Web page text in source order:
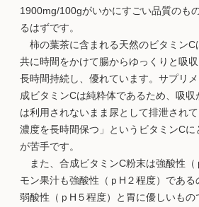
1900mg/100gがいかにすごい品質のも
るはずです。
柿の葉茶に含まれる天然のビタミンC
共に時間をかけて腸からゆっくりと吸
長時間持続し、優れています。サプリ
成ビタミンCは純粋体であるため、吸収
は利用されないまま尿として排泄され
濃度を長時間保つ」というビタミンCに
が苦手です。
また、合成ビタミンC粉末は強酸性（
モン果汁も強酸性（ｐH２程度）であ
弱酸性（ｐH５程度）と胃に優しいもの